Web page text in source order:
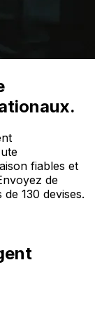
fiables et
de
130 devises.